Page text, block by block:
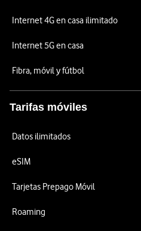
Internet 4G en casa ilimitado
Internet 5G en casa
Fibra, móvil y fútbol
Tarifas móviles
Datos ilimitados
eSIM
Tarjetas Prepago Móvil
Roaming